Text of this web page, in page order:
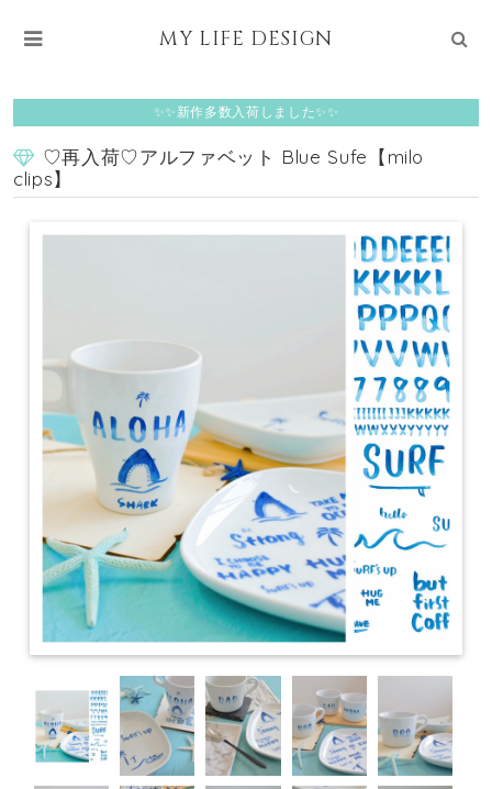
MY LIFE DESIGN
✨✨新作多数入荷しました✨✨
♡再入荷♡アルファベット Blue Sufe【milo
clips】